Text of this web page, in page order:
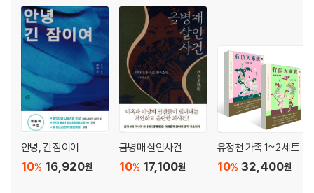
안녕, 긴 잠이여
16,920원
10%
금병매 살인사건
17,100원
10%
유정천 가족 1~2 세트
32,400원
10%